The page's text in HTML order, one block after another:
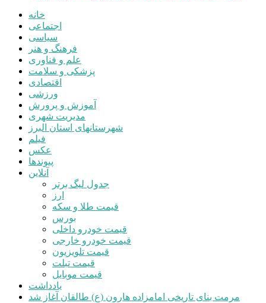
خانه
اجتماعی
سیاسی
فرهنگ و هنر
علم و فناوری
پزشکی و سلامت
اقتصادی
ورزشی
آموزش و پرورش
مدیریت شهری
شهرستانهای استان البرز
فیلم
عکس
پیوندها
آنلاین
جدول لیگ برتر
ارز
قیمت طلا و سکه
بورس
قیمت خودرو داخلی
قیمت خودرو خارجی
قیمت تلویزیون
قیمت تبلت
قیمت موبایل
یادداشت
مرمت بنای تاریخی امامزاده هارون (ع) طالقان آغاز شد